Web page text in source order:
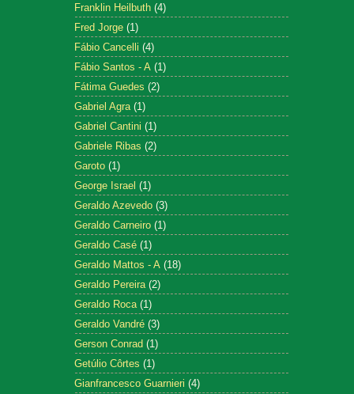
Franklin Heilbuth (4)
Fred Jorge (1)
Fábio Cancelli (4)
Fábio Santos - A (1)
Fátima Guedes (2)
Gabriel Agra (1)
Gabriel Cantini (1)
Gabriele Ribas (2)
Garoto (1)
George Israel (1)
Geraldo Azevedo (3)
Geraldo Carneiro (1)
Geraldo Casé (1)
Geraldo Mattos - A (18)
Geraldo Pereira (2)
Geraldo Roca (1)
Geraldo Vandré (3)
Gerson Conrad (1)
Getúlio Côrtes (1)
Gianfrancesco Guarnieri (4)